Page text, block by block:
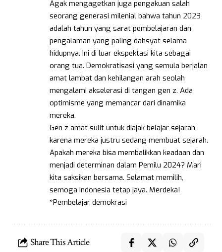
Agak mengagetkan juga pengakuan salah
seorang generasi milenial bahwa tahun 2023
adalah tahun yang sarat pembelajaran dan
pengalaman yang paling dahsyat selama
hidupnya. Ini di luar ekspektasi kita sebagai
orang tua. Demokratisasi yang semula berjalan
amat lambat dan kehilangan arah seolah
mengalami akselerasi di tangan gen z. Ada
optimisme yang memancar dari dinamika
mereka.
Gen z amat sulit untuk diajak belajar sejarah,
karena mereka justru sedang membuat sejarah.
Apakah mereka bisa membalikkan keadaan dan
menjadi determinan dalam Pemilu 2024? Mari
kita saksikan bersama. Selamat memilih,
semoga Indonesia tetap jaya. Merdeka!
*Pembelajar demokrasi
Share This Article